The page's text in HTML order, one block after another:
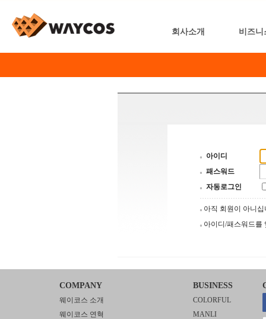
회사소개 비즈니
아이디
패스워드
자동로그인
아직 회원이 아니
아이디/패스워드
COMPANY
웨이코스 소개
웨이코스 연혁
BUSINESS
COLORFUL
MANLI